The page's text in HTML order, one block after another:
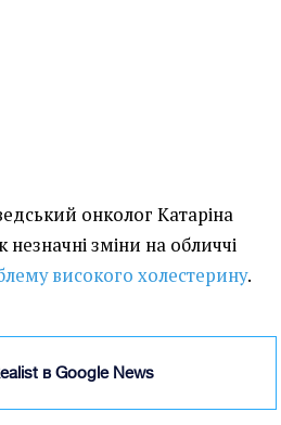
онколог Катаріна
незначні зміни на обличчі
високого холестерину.
в Google News